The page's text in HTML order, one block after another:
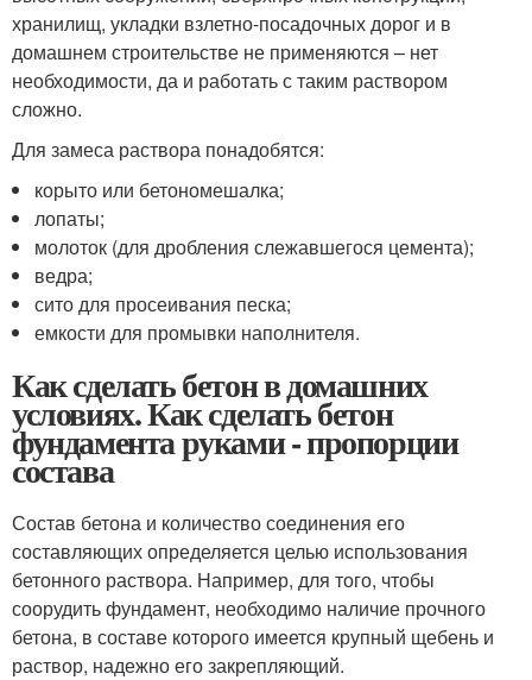
хранилищ, укладки взлетно-посадочных дорог и в
домашнем строительстве не применяются – нет
необходимости, да и работать с таким раствором
сложно.
Для замеса раствора понадобятся:
корыто или бетономешалка;
лопаты;
молоток (для дробления слежавшегося цемента);
ведра;
сито для просеивания песка;
емкости для промывки наполнителя.
Как сделать бетон в домашних
условиях. Как сделать бетон
фундамента руками - пропорции
состава
Состав бетона и количество соединения его
составляющих определяется целью использования
бетонного раствора. Например, для того, чтобы
соорудить фундамент, необходимо наличие прочного
бетона, в составе которого имеется крупный щебень и
раствор, надежно его закрепляющий.